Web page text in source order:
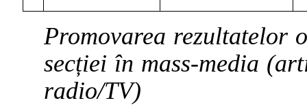
Promovarea rezultatelor
secției în mass-media
radio/TV)